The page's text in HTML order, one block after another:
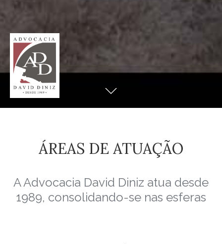
ÁREAS DE ATUAÇÃO
A Advocacia David Diniz atua desde
1989, consolidando-se nas esferas